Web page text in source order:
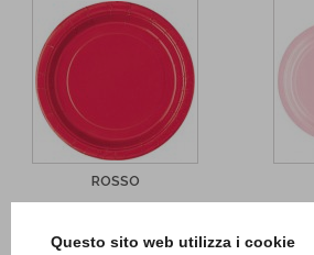
Questo sito web utilizza i cookie
ROSSO